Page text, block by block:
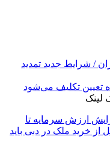
لینک
ارزش سرمایه تا
از خرید ملک در دبی باید